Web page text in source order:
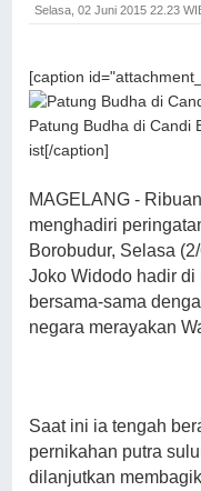
Selasa, 02 Juni 2015 22.23
[caption
Patung Budha di Candi
ist[/caption]
MAGELANG -
menghadiri
Borobudur, Selasa
Joko Widodo hadir
bersama-sama
negara merayakan
Saat ini ia tengah
pernikahan putra
dilanjutkan